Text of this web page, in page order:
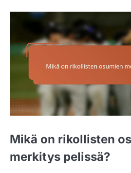
Mikä on rikollisten
merkitys pelissä?